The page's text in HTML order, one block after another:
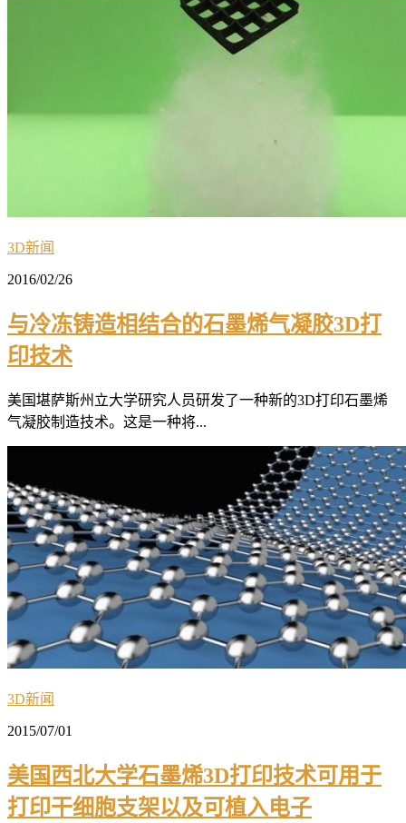
3D新闻
2016/02/26
与冷冻铸造相结合的石墨烯气凝胶3D打
印技术
美国堪萨斯州立大学研究人员研发了一种新的3D打印石墨烯
气凝胶制造技术。这是一种将...
3D新闻
2015/07/01
美国西北大学石墨烯3D打印技术可用于
打印干细胞支架以及可植入电子